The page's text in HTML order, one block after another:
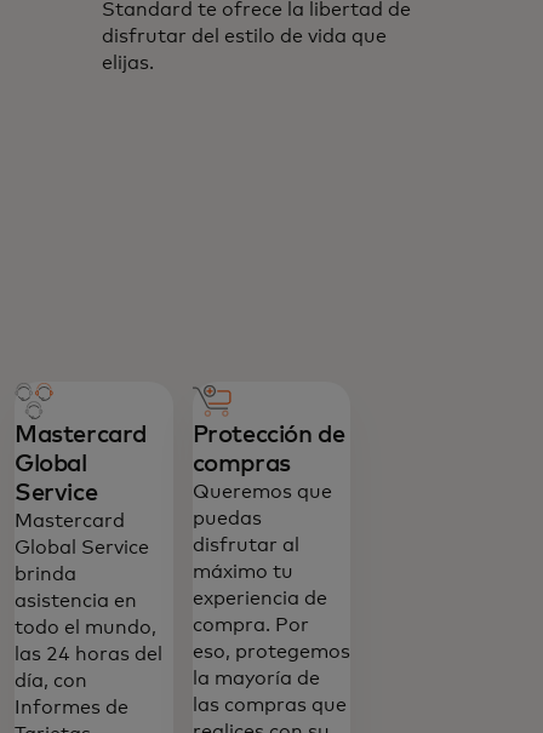
Standard te ofrece la libertad de
disfrutar del estilo de vida que
elijas.
Mastercard
Global
Service
Mastercard
Global Service
brinda
asistencia en
todo el mundo,
las 24 horas del
día, con
Informes de
Protección de
compras
Queremos que
puedas
disfrutar al
máximo tu
experiencia de
compra. Por
eso, protegemos
la mayoría de
las compras que